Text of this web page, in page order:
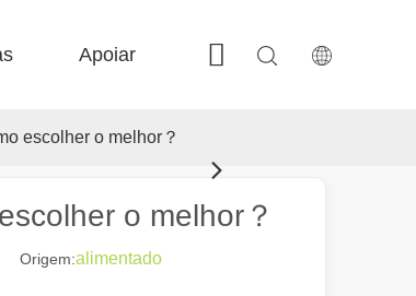
Apoiar Contate-nos
escolher o melhor？
o melhor？
Origem:alimentado